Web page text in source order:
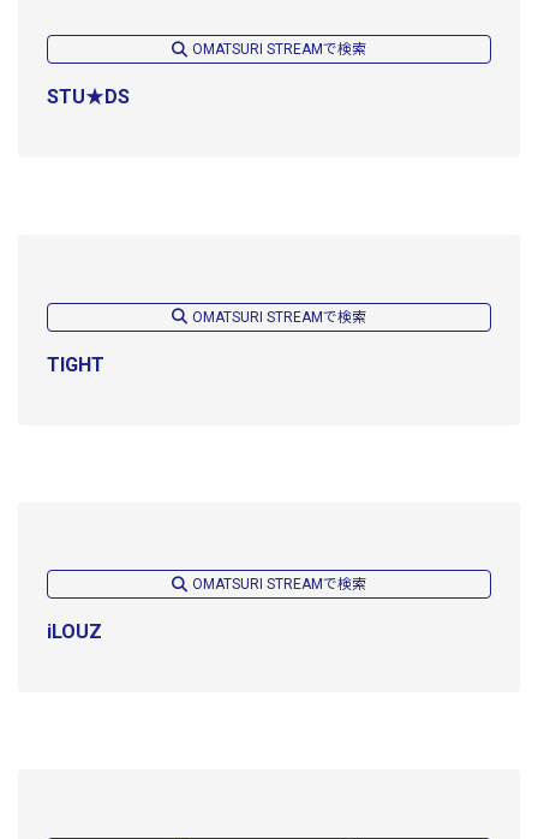
OMATSURI STREAMで検索
STU★DS
OMATSURI STREAMで検索
TIGHT
OMATSURI STREAMで検索
iLOUZ